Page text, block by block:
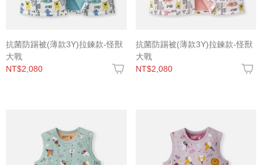
抗菌防踢被(薄款3Y)拉鍊款-怪獸
大戰
NT$2,080
抗菌防踢被(薄款3Y)拉鍊款-怪獸
大戰
NT$2,080